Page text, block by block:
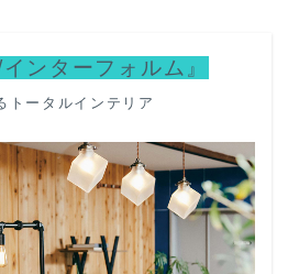
ンターフォルム』
トータルインテリア